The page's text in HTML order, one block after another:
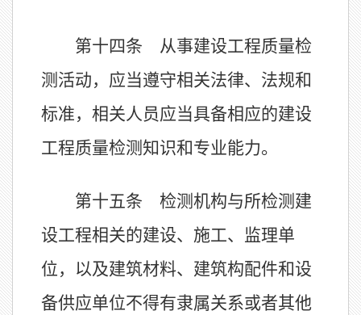
第十四条 从事建设工程质量检
测活动，应当遵守相关法律、法规和
标准，相关人员应当具备相应的建设
工程质量检测知识和专业能力。
第十五条 检测机构与所检测建
设工程相关的建设、施工、监理单
位，以及建筑材料、建筑构配件和设
备供应单位不得有隶属关系或者其他